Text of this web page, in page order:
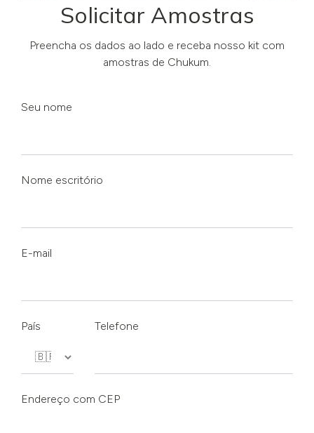
Solicitar Amostras
Preencha os dados ao lado e receba nosso kit com
amostras de Chukum.
Seu nome
Nome escritório
E-mail
País Telefone
Endereço com CEP